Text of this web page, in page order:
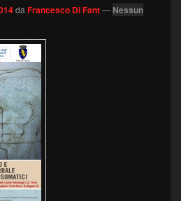
da Francesco Di Fant— Nessun